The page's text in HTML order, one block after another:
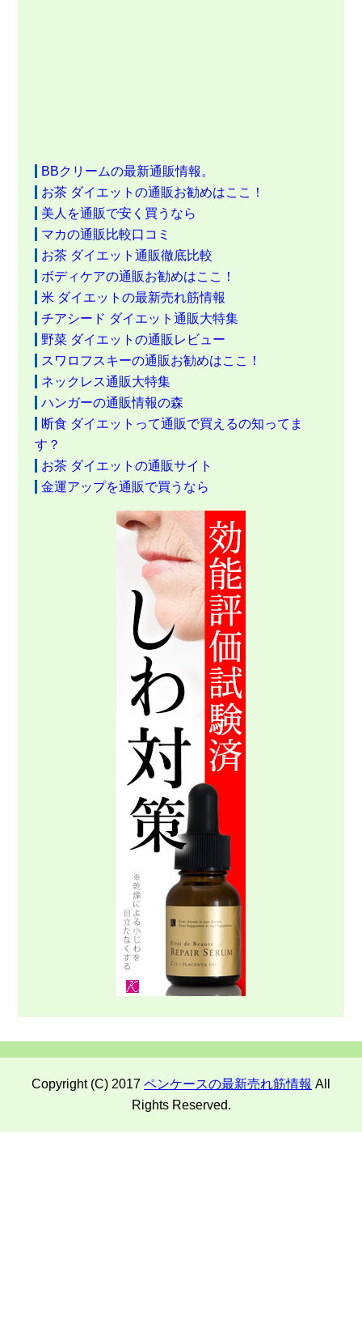
BBクリームの最新通販情報。
お茶 ダイエットの通販お勧めはここ！
美人を通販で安く買うなら
マカの通販比較口コミ
お茶 ダイエット通販徹底比較
ボディケアの通販お勧めはここ！
米 ダイエットの最新売れ筋情報
チアシード ダイエット通販大特集
野菜 ダイエットの通販レビュー
スワロフスキーの通販お勧めはここ！
ネックレス通販大特集
ハンガーの通販情報の森
断食 ダイエットって通販で買えるの知ってま
す？
お茶 ダイエットの通販サイト
金運アップを通販で買うなら
Copyright (C) 2017 ペンケースの最新売れ筋情報 All
Rights Reserved.